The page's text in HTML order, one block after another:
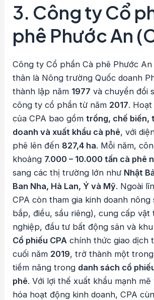
3. Công ty Cổ
phê Phước An
Công ty Cổ phần Cà phê Phước
thân là Nông trường Quốc doanh
thành lập năm 1977 và chuyển đổi
công ty cổ phần từ năm 2017.
của CPA bao gồmtrồng, chế biến,
doanh và xuất khẩu cà phê, với
phê lên đến 827,4 ha. Mỗi năm,
khoảng 7.000 – 10.000 tấn cà phê
sang các thị trường lớn như Nhật
Ban Nha, Hà Lan, Ý và Mỹ. Ngoài
CPA còn tham gia kinh doanh nông
bắp, điều, sầu riêng), cung cấp vật
nghiệp, đầu tư bất động sản và
Cổ phiếu CPA chính thức giao dịch
cuối năm 2019, trở thành một
tiềm năng trong danh sách cổ
phê. Với lợi thế xuất khẩu mạnh mẽ
hóa hoạt động kinh doanh, CPA